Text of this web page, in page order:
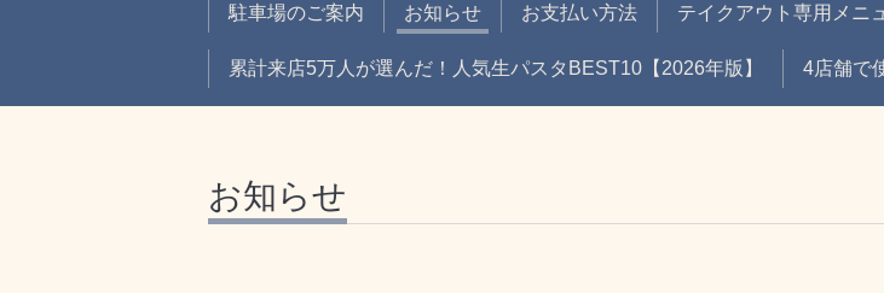
駐車場のご案内 お知らせ お支払い方法 テイクアウト専用メニ
累計来店5万人が選んだ！人気生パスタBEST10【2026年版】 4店舗で
お知らせ